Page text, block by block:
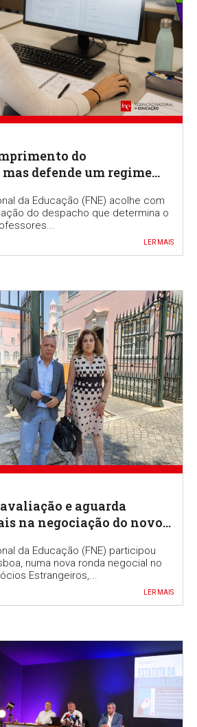
do
defende um regime
da Educação (FNE) acolhe com
do despacho que determina o
LER MAIS
e aguarda
na negociação do novo
da Educação (FNE) participou
numa nova ronda negocial no
Estrangeiros,...
LER MAIS